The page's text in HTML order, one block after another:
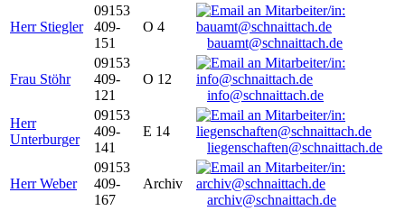
Herr Stiegler
09153
409-
151
O 4
bauamt@schnaittach.de
Frau Stöhr
09153
409-
121
O 12
info@schnaittach.de
Herr
Unterburger
09153
409-
141
E 14
liegenschaften@schnaittach.de
Herr Weber
09153
409-
167
Archiv
archiv@schnaittach.de